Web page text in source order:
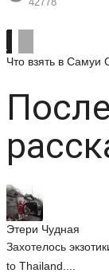
Что взять в Самуи
Этери Чудная
Захотелось
to Thailand....